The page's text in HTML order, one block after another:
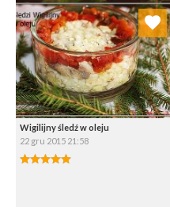
Wigilijny śledź w oleju
22 gru 2015 21:58
Dodaj do ulubionych
Wybierz listę: